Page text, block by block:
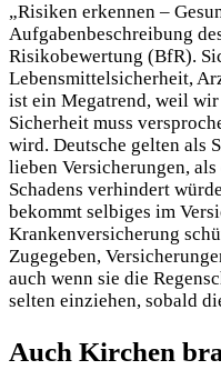
„Risiken erkennen –
Aufgabenbeschreibung
Risikobewertung (BfR).
Lebensmittelsicherheit,
ist ein Megatrend, weil
Sicherheit muss
wird. Deutsche gelten als
lieben Versicherungen,
Schadens verhindert
bekommt selbiges im
Krankenversicherung
Zugegeben,
auch wenn sie die
selten einziehen, sobald
Auch Kirchen